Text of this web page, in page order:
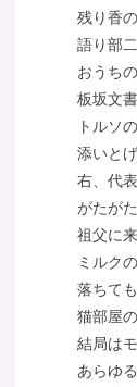
残り香の
語り部二
おうちの
板坂文書
トルソの
添いとげ
右、代表
がたがた
祖父に来
ミルクの
落ちても
猫部屋の
結局はモ
あらゆる